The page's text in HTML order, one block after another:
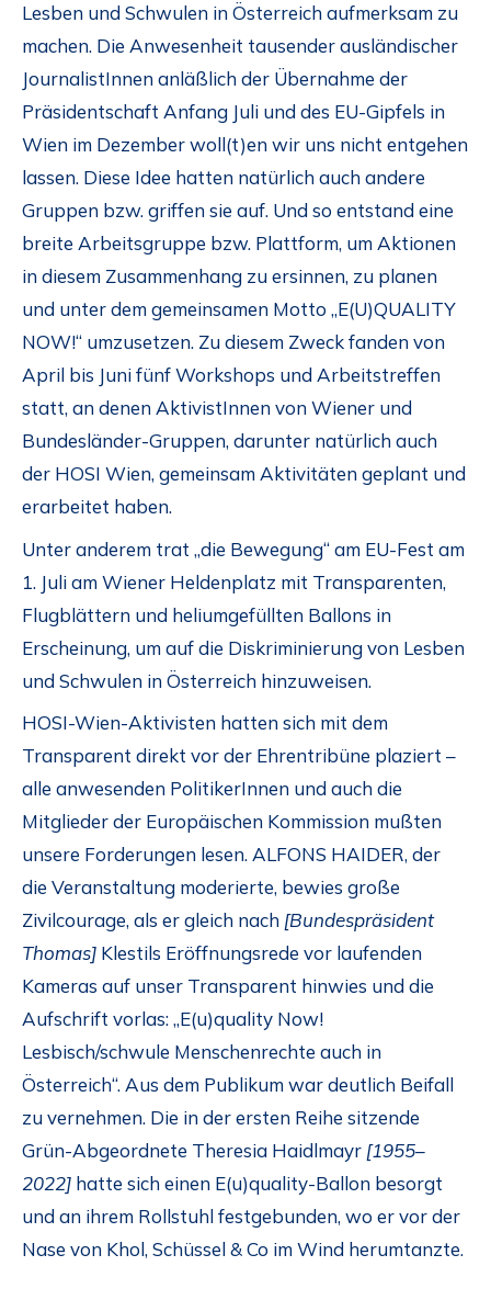
Lesben und Schwulen in Österreich aufmerksam zu
machen. Die Anwesenheit tausender ausländischer
JournalistInnen anläßlich der Übernahme der
Präsidentschaft Anfang Juli und des EU-Gipfels in
Wien im Dezember woll(t)en wir uns nicht entgehen
lassen. Diese Idee hatten natürlich auch andere
Gruppen bzw. griffen sie auf. Und so entstand eine
breite Arbeitsgruppe bzw. Plattform, um Aktionen
in diesem Zusammenhang zu ersinnen, zu planen
und unter dem gemeinsamen Motto „E(U)QUALITY
NOW!“ umzusetzen. Zu diesem Zweck fanden von
April bis Juni fünf Workshops und Arbeitstreffen
statt, an denen AktivistInnen von Wiener und
Bundesländer-Gruppen, darunter natürlich auch
der HOSI Wien, gemeinsam Aktivitäten geplant und
erarbeitet haben.
Unter anderem trat „die Bewegung“ am EU-Fest am
1. Juli am Wiener Heldenplatz mit Transparenten,
Flugblättern und heliumgefüllten Ballons in
Erscheinung, um auf die Diskriminierung von Lesben
und Schwulen in Österreich hinzuweisen.
HOSI-Wien-Aktivisten hatten sich mit dem
Transparent direkt vor der Ehrentribüne plaziert –
alle anwesenden PolitikerInnen und auch die
Mitglieder der Europäischen Kommission mußten
unsere Forderungen lesen. ALFONS HAIDER, der
die Veranstaltung moderierte, bewies große
Zivilcourage, als er gleich nach [Bundespräsident
Thomas] Klestils Eröffnungsrede vor laufenden
Kameras auf unser Transparent hinwies und die
Aufschrift vorlas: „E(u)quality Now!
Lesbisch/schwule Menschenrechte auch in
Österreich“. Aus dem Publikum war deutlich Beifall
zu vernehmen. Die in der ersten Reihe sitzende
Grün-Abgeordnete Theresia Haidlmayr [1955–
2022] hatte sich einen E(u)quality-Ballon besorgt
und an ihrem Rollstuhl festgebunden, wo er vor der
Nase von Khol, Schüssel & Co im Wind herumtanzte.